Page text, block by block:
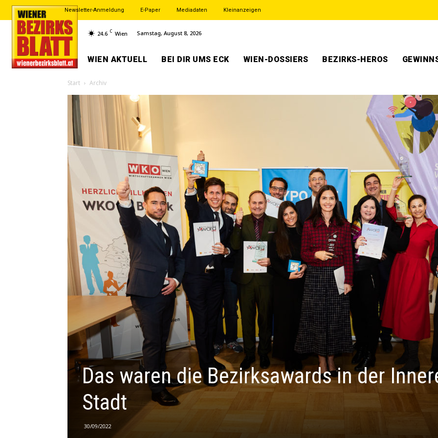
Newsletter-Anmeldung E-Paper Mediadaten Kleinanzeigen
24.6 C Wien Samstag, August 8, 2026
WIEN AKTUELL BEI DIR UMS ECK WIEN-DOSSIERS BEZIRKS-HEROS
Start Archiv
Das waren die Bezirksawards in der
Stadt
30/09/2022